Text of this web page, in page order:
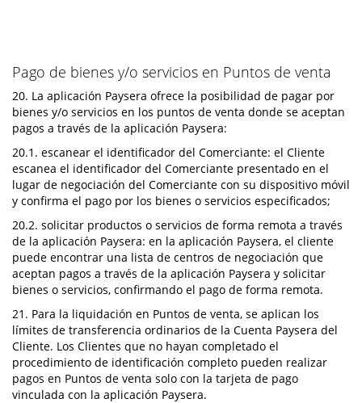
Pago de bienes y/o servicios en Puntos de venta
20. La aplicación Paysera ofrece la posibilidad de pagar por
bienes y/o servicios en los puntos de venta donde se aceptan
pagos a través de la aplicación Paysera:
20.1. escanear el identificador del Comerciante: el Cliente
escanea el identificador del Comerciante presentado en el
lugar de negociación del Comerciante con su dispositivo móvil
y confirma el pago por los bienes o servicios especificados;
20.2. solicitar productos o servicios de forma remota a través
de la aplicación Paysera: en la aplicación Paysera, el cliente
puede encontrar una lista de centros de negociación que
aceptan pagos a través de la aplicación Paysera y solicitar
bienes o servicios, confirmando el pago de forma remota.
21. Para la liquidación en Puntos de venta, se aplican los
límites de transferencia ordinarios de la Cuenta Paysera del
Cliente. Los Clientes que no hayan completado el
procedimiento de identificación completo pueden realizar
pagos en Puntos de venta solo con la tarjeta de pago
vinculada con la aplicación Paysera.